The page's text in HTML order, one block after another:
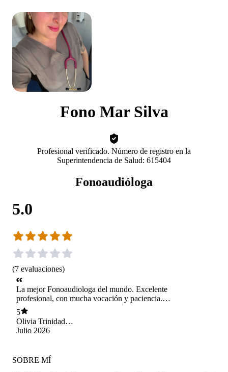
Fono Mar Silva
Profesional verificado. Número de registro en la
Superintendencia de Salud: 615404
Fonoaudióloga
5.0
(7 evaluaciones)
La mejor Fonoaudiologa del mundo. Excelente
profesional, con mucha vocación y paciencia.
Mi hija ha avanzado considerablemente desde
que está en su terapia con ella, además que
disfruta de sus sesiones.
5
Olivia Trinidad
Marileo Araya
Julio 2026
SOBRE MÍ